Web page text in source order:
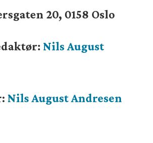
20, 0158 Oslo
Nils August
Nils August Andresen